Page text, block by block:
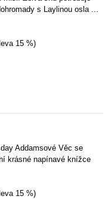
s Laylinou osla ...
15 %)
Addamsové Věc se
krásné napínavé knížce
15 %)